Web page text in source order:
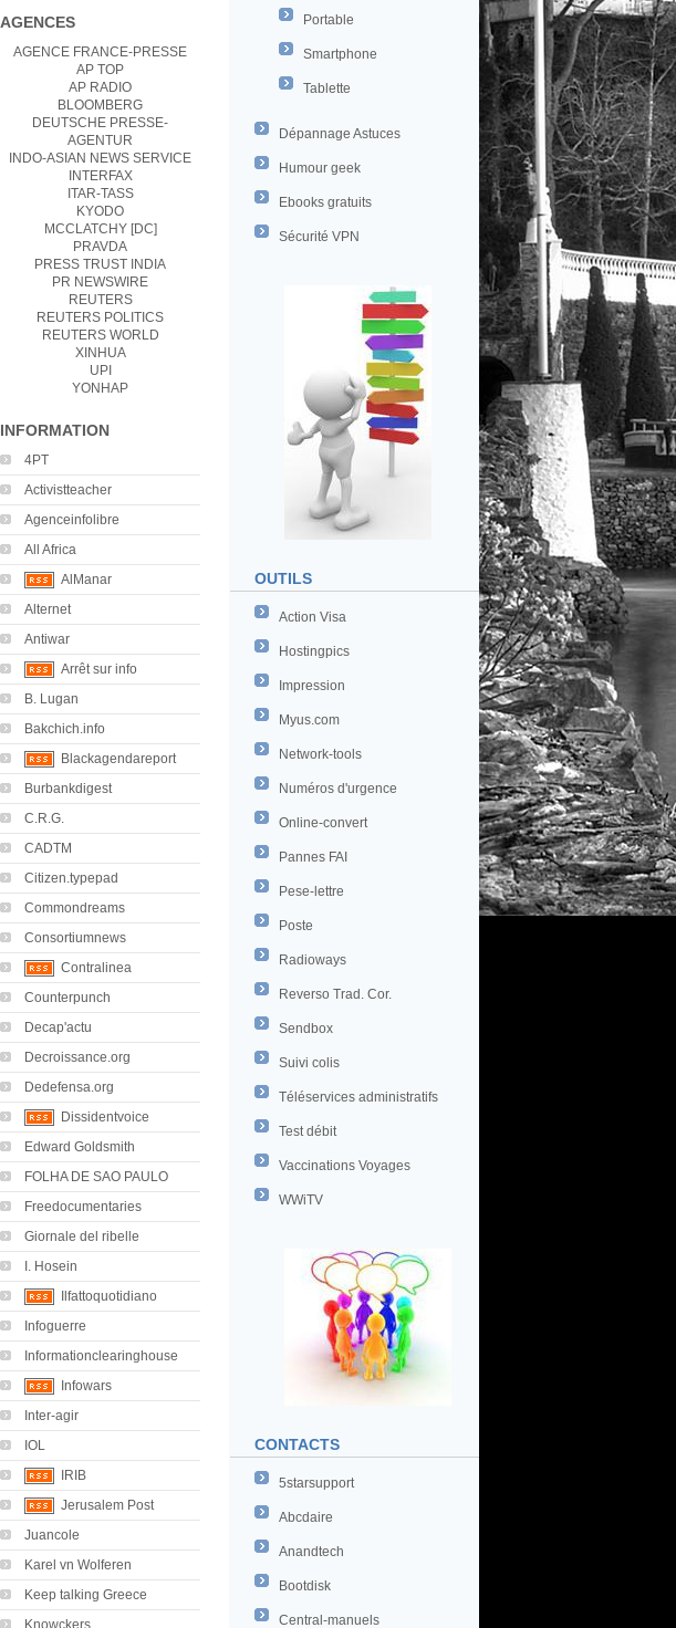
Portable
Smartphone
Tablette
Dépannage Astuces
Humour geek
Ebooks gratuits
Sécurité VPN
OUTILS
Action Visa
Hostingpics
Impression
Myus.com
Network-tools
Numéros d'urgence
Online-convert
Pannes FAI
Pese-lettre
Poste
Radioways
Reverso Trad. Cor.
Sendbox
Suivi colis
Téléservices administratifs
Test débit
Vaccinations Voyages
WWiTV
CONTACTS
5starsupport
Abcdaire
Anandtech
Bootdisk
Central-manuels
AGENCES
AGENCE FRANCE-PRESSE
AP TOP
AP RADIO
BLOOMBERG
DEUTSCHE PRESSE-
AGENTUR
INDO-ASIAN NEWS SERVICE
INTERFAX
ITAR-TASS
KYODO
MCCLATCHY [DC]
PRAVDA
PRESS TRUST INDIA
PR NEWSWIRE
REUTERS
REUTERS POLITICS
REUTERS WORLD
XINHUA
UPI
YONHAP
INFORMATION
4PT
Activistteacher
Agenceinfolibre
All Africa
AlManar
Alternet
Antiwar
Arrêt sur info
B. Lugan
Bakchich.info
Blackagendareport
Burbankdigest
C.R.G.
CADTM
Citizen.typepad
Commondreams
Consortiumnews
Contralinea
Counterpunch
Decap'actu
Decroissance.org
Dedefensa.org
Dissidentvoice
Edward Goldsmith
FOLHA DE SAO PAULO
Freedocumentaries
Giornale del ribelle
I. Hosein
Ilfattoquotidiano
Infoguerre
Informationclearinghouse
Infowars
Inter-agir
IOL
IRIB
Jerusalem Post
Juancole
Karel vn Wolferen
Keep talking Greece
Knowckers